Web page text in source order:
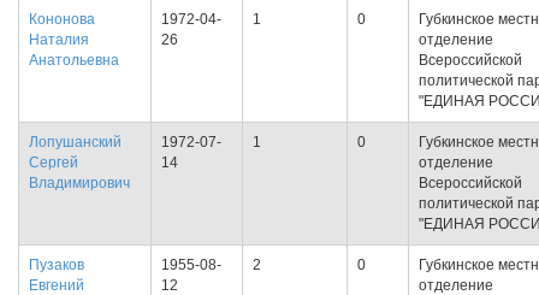
Кононова
Наталия
Анатольевна
1972-04-
26
1 0
Губкинское
отделение
Всероссийской
политической
"ЕДИНАЯ
Лопушанский
Сергей
Владимирович
1972-07-
14
1 0
Губкинское
отделение
Всероссийской
политической
"ЕДИНАЯ
Пузаков
Евгений
1955-08-
12
2 0
Губкинское
отделение